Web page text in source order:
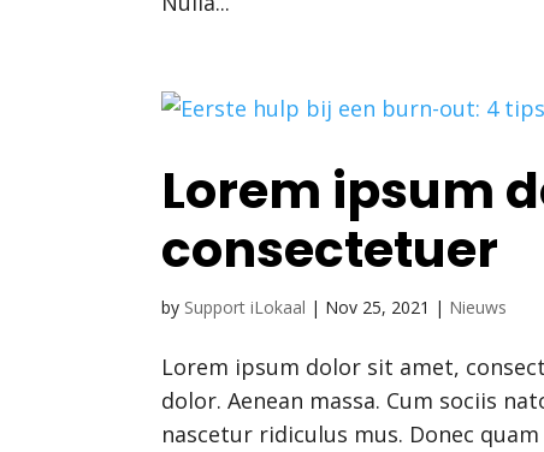
Lorem ipsum
consectetuer
by Support iLokaal | Nov 25, 2021 | Nieuws
Lorem ipsum dolor sit amet,
dolor. Aenean massa. Cum sociis
nascetur ridiculus mus. Donec